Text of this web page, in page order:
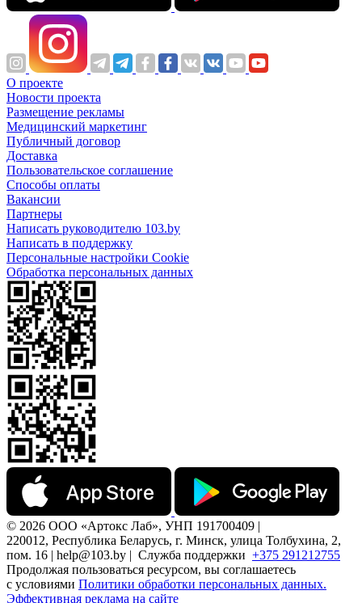
О проекте
Новости проекта
Размещение рекламы
Медицинский маркетинг
Публичный договор
Доставка
Пользовательское соглашение
Способы оплаты
Вакансии
Партнеры
Написать руководителю 103.by
Написать в поддержку
Персональные настройки Cookie
Обработка персональных данных
© 2026 ООО «Артокс Лаб», УНП 191700409 |
220012, Республика Беларусь, г. Минск, улица Толбухина, 2,
пом. 16 | help@103.by | Служба поддержки +375 291212755
Продолжая пользоваться ресурсом, вы соглашаетесь
с условиями Политики обработки персональных данных.
Эффективная реклама на сайте